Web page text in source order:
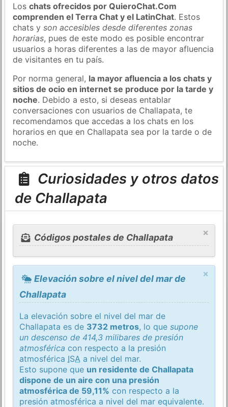
Loschats ofrecidos por QuieroChat.Com
comprenden el Terra Chat y el LatinChat. Estos
chats yson accesibles desde diferentes zonas
horarias, pues de este modo es posible encontrar
usuarios a horas diferentes a las de mayor afluencia
de visitantes en tu país.
Por norma general, la mayor afluencia a los chats y
sitios de ocio en internet se produce por la tarde y
noche. Debido a esto, si deseas entablar
conversaciones con usuarios de Challapata, te
recomendamos que accedas a los chats en los
horarios en que en Challapata sea por la tarde o de
noche.
Curiosidades y otros datos
de Challapata
×
Códigos postales de Challapata
×
Elevación sobre el nivel del mar de
Challapata
La elevación sobre el nivel del mar de
Challapata es de 3732 metros, lo quesupone
un descenso de 414,3 milibares de presión
atmosférica con respecto a la presión
atmosférica ISA a nivel del mar.
Esto supone que un residente de Challapata
dispone de un aire con una presión
atmosférica de 59,11% con respecto a la
presión atmosférica a nivel del mar equivalente.